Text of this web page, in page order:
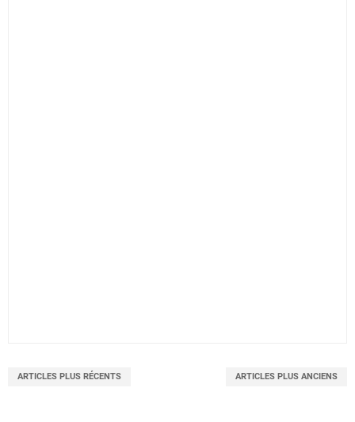
ARTICLES PLUS RÉCENTS ARTICLES PLUS ANCIENS